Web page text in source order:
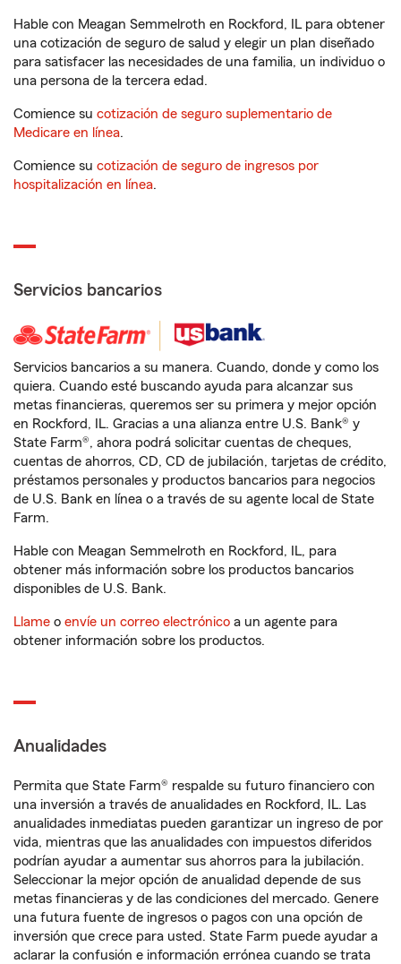
Hable con Meagan Semmelroth en Rockford, IL para obtener
una cotización de seguro de salud y elegir un plan diseñado
para satisfacer las necesidades de una familia, un individuo o
una persona de la tercera edad.
Comience su cotización de seguro suplementario de
Medicare en línea.
Comience su cotización de seguro de ingresos por
hospitalización en línea.
Servicios bancarios
Servicios bancarios a su manera. Cuando, donde y como los
quiera. Cuando esté buscando ayuda para alcanzar sus
metas financieras, queremos ser su primera y mejor opción
en Rockford, IL. Gracias a una alianza entre U.S. Bank® y
State Farm®, ahora podrá solicitar cuentas de cheques,
cuentas de ahorros, CD, CD de jubilación, tarjetas de crédito,
préstamos personales y productos bancarios para negocios
de U.S. Bank en línea o a través de su agente local de State
Farm.
Hable con Meagan Semmelroth en Rockford, IL, para
obtener más información sobre los productos bancarios
disponibles de U.S. Bank.
Llame o envíe un correo electrónico a un agente para
obtener información sobre los productos.
Anualidades
Permita que State Farm® respalde su futuro financiero con
una inversión a través de anualidades en Rockford, IL. Las
anualidades inmediatas pueden garantizar un ingreso de por
vida, mientras que las anualidades con impuestos diferidos
podrían ayudar a aumentar sus ahorros para la jubilación.
Seleccionar la mejor opción de anualidad depende de sus
metas financieras y de las condiciones del mercado. Genere
una futura fuente de ingresos o pagos con una opción de
inversión que crece para usted. State Farm puede ayudar a
aclarar la confusión e información errónea cuando se trata